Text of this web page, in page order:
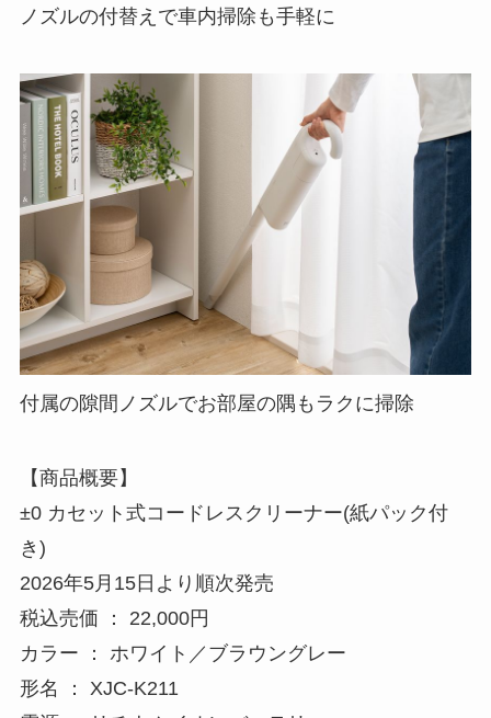
ノズルの付替えで車内掃除も手軽に
付属の隙間ノズルでお部屋の隅もラクに掃除